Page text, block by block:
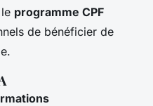
programme CPF
de bénéficier de